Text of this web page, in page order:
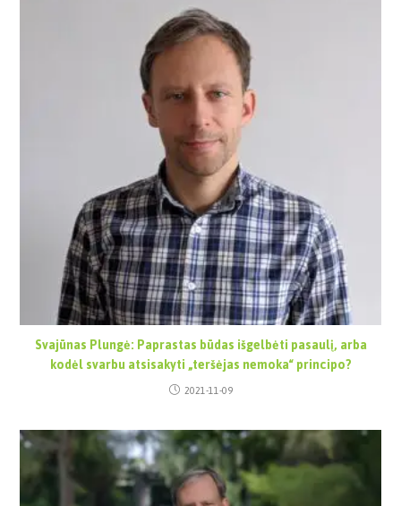
Svajūnas Plungė: Paprastas būdas išgelbėti pasaulį, arba
kodėl svarbu atsisakyti „teršėjas nemoka“ principo?
2021-11-09